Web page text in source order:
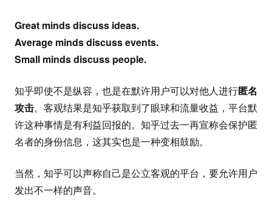
Great minds discuss ideas.
Average minds discuss events.
Small minds discuss people.
知乎即使不是纵容，也是在默许用户可以对他人进行匿名
攻击。客观结果是知乎获取到了眼球和流量收益，平台默
许这种事情是有利益回报的。知乎过去一再宣称会保护匿
名者的身份信息，这其实也是一种变相鼓励。
当然，知乎可以声称自己是公立客观的平台，要允许用户
发出不一样的声音。